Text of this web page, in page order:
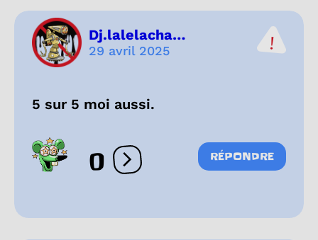
Dj.lalelacha…
29 avril 2025
5 sur 5 moi aussi.
0 Ouvrir les réactions
RÉPONDRE